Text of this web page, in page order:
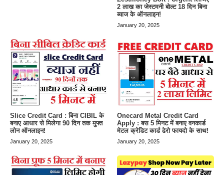
2 लाख का जेस्टमनी बोल्ट 18 दिन बिना
ब्याज के ऑनलाइन!
January 20, 2025
Slice Credit Card : बिना CIBIL के
बनाए आधार से मिलेगा 90 दिन तक मुफ्त
लोन ऑनलाइन!
January 20, 2025
Onecard Metal Credit Card
Apply : बस 5 मिनट में बनाए वनकार्ड
मेटल क्रेडिट कार्ड ढेरो फायदो के साथ!
January 20, 2025